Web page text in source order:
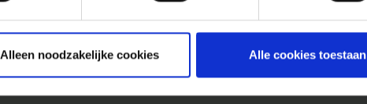
Alleen noodzakelijke cookies Alle cookies toestaan